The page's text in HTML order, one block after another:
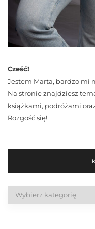
Cześć!
Jestem Marta, bardzo mi
Na stronie znajdziesz
książkami, podróżami
Rozgość się!
Kategorie